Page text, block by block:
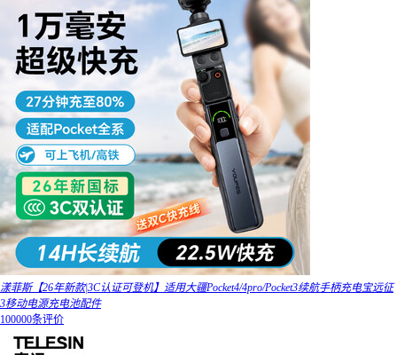
漾菲斯【26年新款|3C认证可登机】适用大疆Pocket4/4pro/Pocket3续航手柄充电宝远征
3移动电源充电池配件
100000条评价